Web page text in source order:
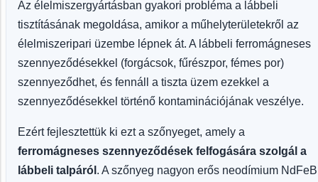
Az élelmiszergyártásban gyakori probléma a lábbeli
tisztításának megoldása, amikor a műhelyterületekről az
élelmiszeripari üzembe lépnek át. A lábbeli ferromágneses
szennyeződésekkel (forgácsok, fűrészpor, fémes por)
szennyeződhet, és fennáll a tiszta üzem ezekkel a
szennyeződésekkel történő kontaminációjának veszélye.
Ezért fejlesztettük ki ezt a szőnyeget, amely a
ferromágneses szennyeződések felfogására szolgál a
lábbeli talpáról . A szőnyeg nagyon erős neodímium NdFeB